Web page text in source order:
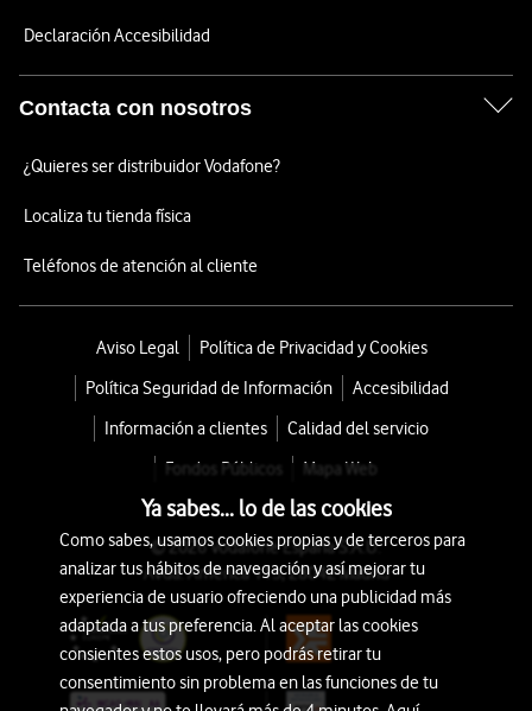
Declaración Accesibilidad
Contacta con nosotros
¿Quieres ser distribuidor Vodafone?
Localiza tu tienda física
Teléfonos de atención al cliente
Aviso Legal
Política de Privacidad y Cookies
Política Seguridad de Información
Accesibilidad
Información a clientes
Calidad del servicio
Fondos Públicos
Mapa Web
© 2026 Vodafone España S.A.U.
Avda. América 115, 28042 Madrid
Ya sabes... lo de las cookies
Como sabes, usamos cookies propias y de terceros para
analizar tus hábitos de navegación y así mejorar tu
experiencia de usuario ofreciendo una publicidad más
adaptada a tus preferencia. Al aceptar las cookies
consientes estos usos, pero podrás retirar tu
consentimiento sin problema en las funciones de tu